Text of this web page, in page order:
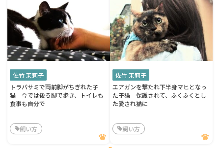
佐竹 茉莉子
トラバサミで両前脚がちぎれた子
猫 今では後ろ脚で歩き、トイレも
食事も自分で
飼い方
佐竹 茉莉子
エアガンを撃たれ下半身マヒとなっ
た子猫 保護されて、ふくふくとし
た愛され猫に
飼い方